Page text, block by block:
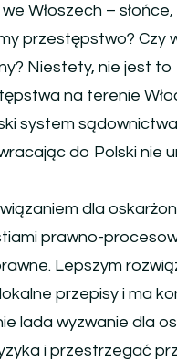
Włoszech –
przestępstwo? Czy
Niestety, nie jest
na terenie
system
do Polski nie
dla
prawno-
Lepszym
przepisy i ma
lada wyzwanie dla
i przestrzegać